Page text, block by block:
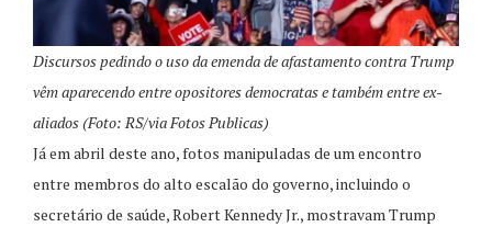
Discursos pedindo o uso da emenda de afastamento contra Trump
vêm aparecendo entre opositores democratas e também entre ex-
aliados (Foto: RS/via Fotos Publicas)
Já em abril deste ano, fotos manipuladas de um encontro
entre membros do alto escalão do governo, incluindo o
secretário de saúde, Robert Kennedy Jr., mostravam Trump